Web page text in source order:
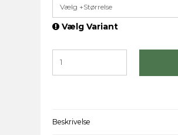
Vælg +Størrelse
Vælg Variant
Beskrivelse